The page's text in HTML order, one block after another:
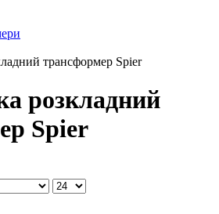
трансформер Spier
розкладний
Spier